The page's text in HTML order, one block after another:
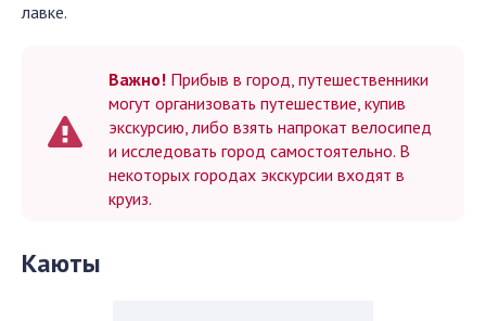
лавке.
Важно! Прибыв в город, путешественники
могут организовать путешествие, купив
экскурсию, либо взять напрокат велосипед
и исследовать город самостоятельно. В
некоторых городах экскурсии входят в
круиз.
Каюты